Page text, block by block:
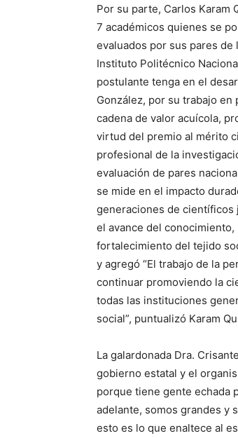
Por su parte, Carlos Karam
7 académicos quienes se
evaluados por sus pares de
Instituto Politécnico
postulante tenga en el
González, por su trabajo
cadena de valor acuícola,
virtud del premio al mérito
profesional de la
evaluación de pares
se mide en el impacto
generaciones de científicos
el avance del
fortalecimiento del tejido
y agregó “El trabajo de la
continuar promoviendo la
todas las instituciones
social”, puntualizó Karam
La galardonada Dra.
gobierno estatal y el
porque tiene gente echada
adelante, somos grandes y
esto es lo que enaltece al